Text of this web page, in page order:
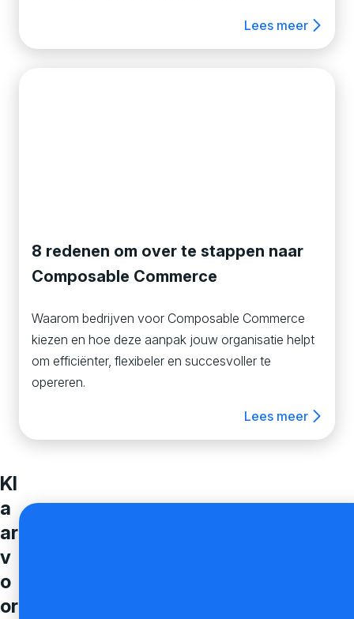
Lees meer
8 redenen om over te stappen naar
Composable Commerce
Waarom bedrijven voor Composable Commerce
kiezen en hoe deze aanpak jouw organisatie helpt
om efficiënter, flexibeler en succesvoller te
opereren.
Lees meer
Kl
a
ar
v
o
or